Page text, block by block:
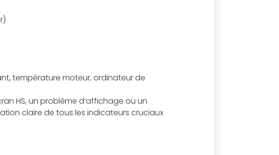
température moteur, ordinateur de
HS, un problème d’affichage ou un
claire de tous les indicateurs cruciaux